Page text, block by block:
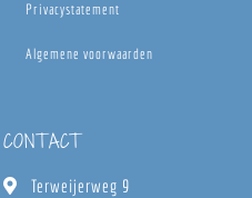
Privacystatement
Algemene voorwaarden
CONTACT
Terweijerweg 9